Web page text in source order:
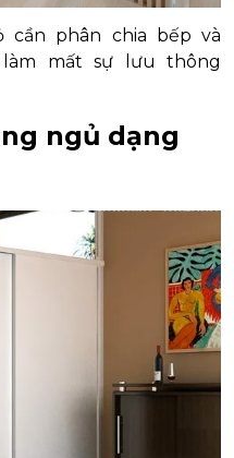
phân chia bếp và
mất sự lưu thông
ngủ dạng